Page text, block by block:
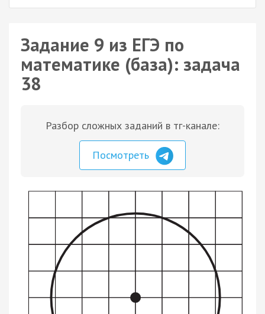
Задание 9 из ЕГЭ по
математике (база): задача
38
Разбор сложных заданий в тг-канале:
Посмотреть